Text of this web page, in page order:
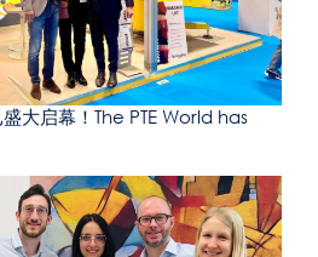
大启幕！The PTE World has